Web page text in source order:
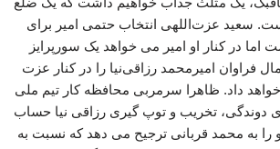
سعید عزت‌اللهی انتخاب حتمی امیر برای
شماره 6 است اما در کنار او امیر می خواهد یک سورپرایز
فراوان امیرمحمد رزاقی‌نیا را در کنار عزت
خواهد داد. ظاهرا سرمربی محافظه کار تیم ملی
دوندگی، تخریب و توپ گیری رزاقی نیا حساب
را به محمد قربانی ترجیح می دهد که نسبت به